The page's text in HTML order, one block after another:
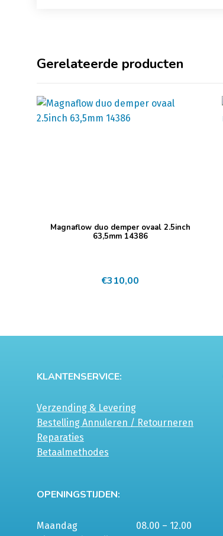
Gerelateerde producten
Magnaflow duo demper ovaal 2.5inch
63,5mm 14386
€310,00
KLANTENSERVICE:
Verzending & Levering
Bestelling Annuleren / Retourneren
Reparaties
Betaalmethodes
OPENINGSTIJDEN:
Maandag
08.00 – 12.00